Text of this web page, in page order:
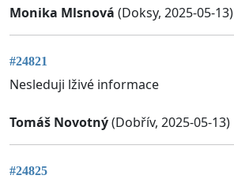
Monika Mlsnová (Doksy, 2025-05-13)
#24821
Nesleduji lživé informace
Tomáš Novotný(Dobřív, 2025-05-13)
#24825